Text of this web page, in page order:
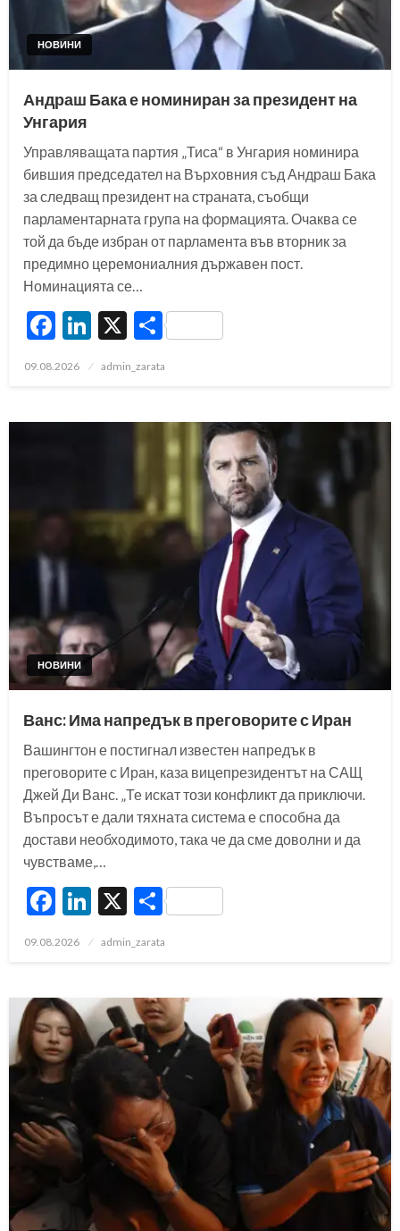
НОВИНИ
Андраш Бака е номиниран за президент на
Унгария
Управляващата партия „Тиса“ в Унгария номинира
бившия председател на Върховния съд Андраш Бака
за следващ президент на страната, съобщи
парламентарната група на формацията. Очаква се
той да бъде избран от парламента във вторник за
предимно церемониалния държавен пост.
Номинацията се…
Facebook
LinkedIn
X Share
Posted
09.08.2026 admin_zarata
НОВИНИ
Ванс: Има напредък в преговорите с Иран
Вашингтон е постигнал известен напредък в
преговорите с Иран, каза вицепрезидентът на САЩ
Джей Ди Ванс. „Те искат този конфликт да приключи.
Въпросът е дали тяхната система е способна да
достави необходимото, така че да сме доволни и да
чувстваме,…
Facebook
LinkedIn
X Share
Posted
09.08.2026 admin_zarata